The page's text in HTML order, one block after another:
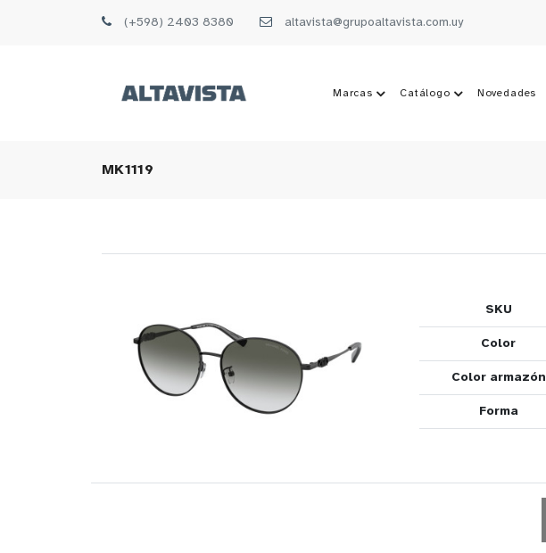
(+598) 2403 8380 altavista@grupoaltavista.com.uy
Marcas Catálogo Novedades
MK1119
SKU
Color
Color armazón
Forma